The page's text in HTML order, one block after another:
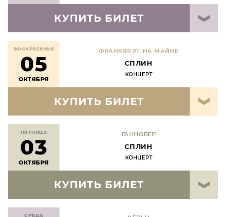
КУПИТЬ БИЛЕТ
ВОСКРЕСЕНЬЕ
05
ОКТЯБРЯ
ФРАНКФУРТ-НА-МАЙНЕ
СПЛИН
КОНЦЕРТ
КУПИТЬ БИЛЕТ
ПЯТНИЦА
03
ОКТЯБРЯ
ГАННОВЕР
СПЛИН
КОНЦЕРТ
КУПИТЬ БИЛЕТ
СРЕДА